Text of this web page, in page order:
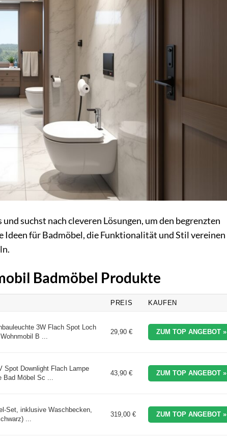
suchst nach cleveren Lösungen, um den begrenzten
Ideen für Badmöbel, die Funktionalität und Stil vereinen
Badmöbel Produkte
PREIS KAUFEN
3W Flach Spot Loch
B ...
29,90 € ZUM TOP ANGEBOT »
Spot Downlight Flach Lampe
Bad Möbel Sc ...
43,90 € ZUM TOP ANGEBOT »
Set, inklusive Waschbecken,
...
319,00 € ZUM TOP ANGEBOT »